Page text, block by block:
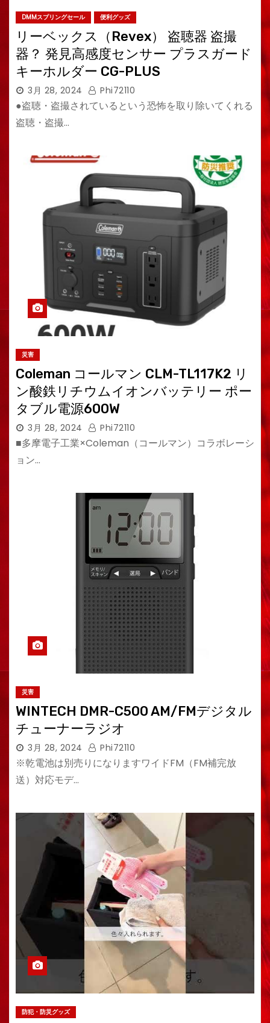
DMMスプリングセール 便利グッズ
リーベックス（Revex） 盗聴器 盗撮
器？ 発見高感度センサー プラスガード
キーホルダー CG-PLUS
3月 28, 2024 Phi72110
●盗聴・盗撮されているという恐怖を取り除いてくれる
盗聴・盗撮…
災害
Coleman コールマン CLM-TL117K2 リ
ン酸鉄リチウムイオンバッテリー ポー
タブル電源600W
3月 28, 2024 Phi72110
■多摩電子工業×Coleman（コールマン）コラボレーシ
ョン…
災害
WINTECH DMR-C500 AM/FMデジタル
チューナーラジオ
3月 28, 2024 Phi72110
※乾電池は別売りになりますワイドFM（FM補完放
送）対応モデ…
防犯・防災グッズ